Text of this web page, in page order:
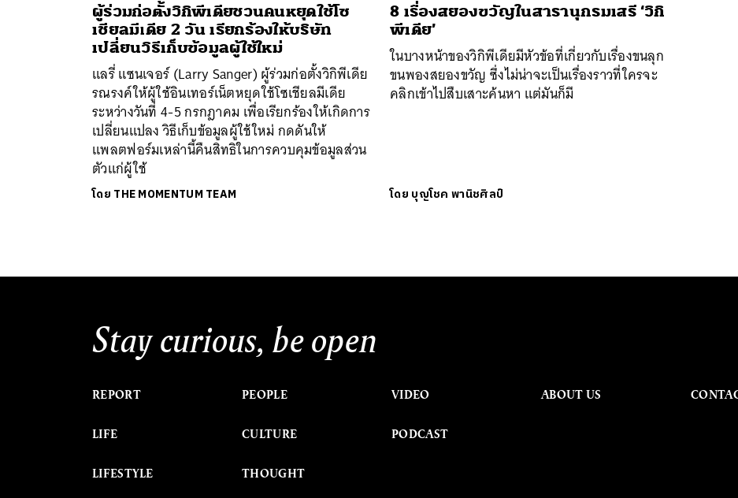
ผู้ร่วมก่อตั้งวิกิพีเดียชวนคนหยุดใช้โซ
เชียลมีเดีย 2 วัน เรียกร้องให้บริษัท
เปลี่ยนวิธีเก็บข้อมูลผู้ใช้ใหม่
แลรี่ แซนเจอร์ (Larry Sanger) ผู้ร่วมก่อตั้งวิกิพีเดีย
รณรงค์ให้ผู้ใช้อินเทอร์เน็ตหยุดใช้โซเชียลมีเดีย
ระหว่างวันที่ 4-5 กรกฎาคม เพื่อเรียกร้องให้เกิดการ
เปลี่ยนแปลง วิธีเก็บข้อมูลผู้ใช้ใหม่ กดดันให้
แพลตฟอร์มเหล่านี้คืนสิทธิในการควบคุมข้อมูลส่วน
ตัวแก่ผู้ใช้
โดย THE MOMENTUM TEAM
8 เรื่องสยองขวัญในสารานุกรมเสรี ‘วิกิ
พีเดีย’
ในบางหน้าของวิกิพีเดียมีหัวข้อที่เกี่ยวกับเรื่องขนลุก
ขนพองสยองขวัญ ซึ่งไม่น่าจะเป็นเรื่องราวที่ใครจะ
คลิกเข้าไปสืบเสาะค้นหา แต่มันก็มี
โดย บุญโชค พานิชศิลป์
Stay curious, be open
REPORT
LIFE
LIFESTYLE
PEOPLE
CULTURE
THOUGHT
VIDEO
PODCAST
ABOUT US
SHARE TWEET LINE EMAIL